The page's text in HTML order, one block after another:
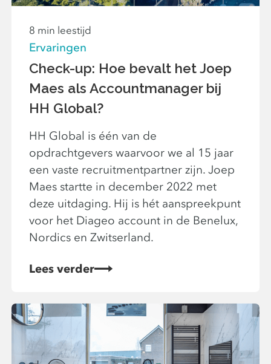
8 min leestijd
Ervaringen
Check-up: Hoe bevalt het Joep
Maes als Accountmanager bij
HH Global?
HH Global is één van de
opdrachtgevers waarvoor we al 15 jaar
een vaste recruitmentpartner zijn. Joep
Maes startte in december 2022 met
deze uitdaging. Hij is hét aanspreekpunt
voor het Diageo account in de Benelux,
Nordics en Zwitserland.
Lees verder